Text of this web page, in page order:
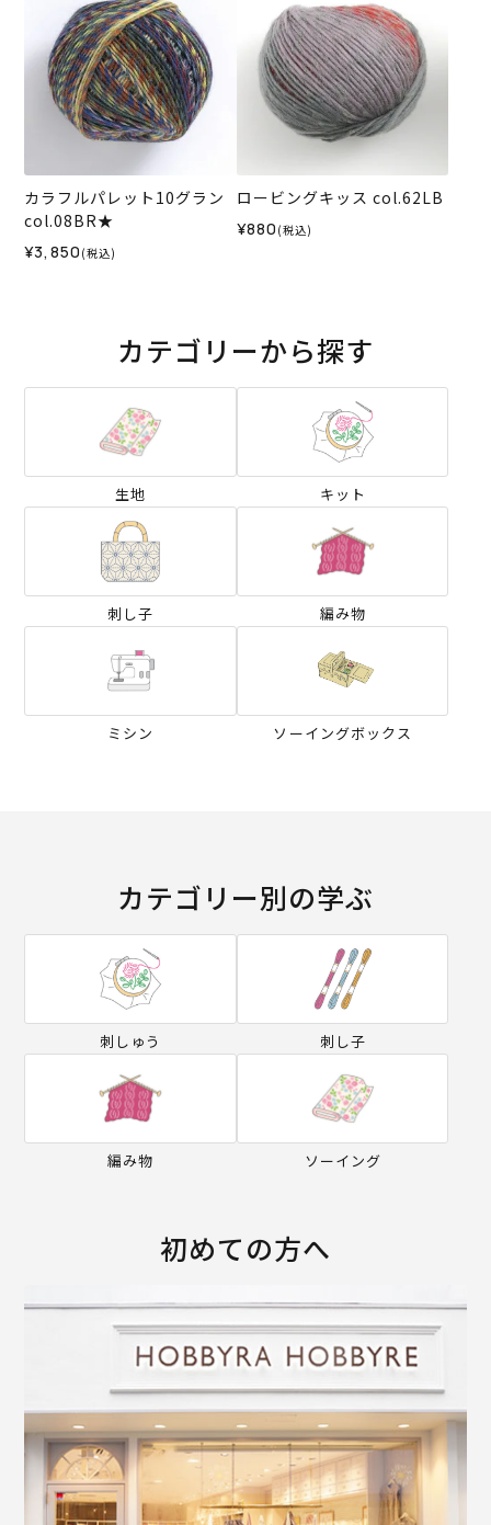
カラフルパレット10グラン
col.08BR★
¥3,850 (税込)
ロービングキッス col.62LB
¥880 (税込)
カテゴリーから探す
生地 キット
刺し子 編み物
ミシン ソーイングボックス
カテゴリー別の学ぶ
刺しゅう 刺し子
編み物 ソーイング
初めての方へ